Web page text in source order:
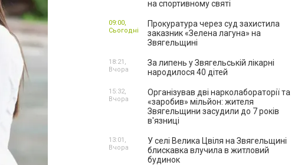
на спортивному святі
Прокуратура через суд захистила
заказник «Зелена лагуна» на
Звягельщині
09:00,
Сьогодні
За липень у Звягельській лікарні
народилося 40 дітей
18:21,
Вчора
Організував дві нарколабораторії та
«заробив» мільйон: жителя
Звягельщини засудили до 7 років
в'язниці
15:32,
Вчора
У селі Велика Цвіля на Звягельщині
блискавка влучила в житловий
будинок
13:01,
Вчора